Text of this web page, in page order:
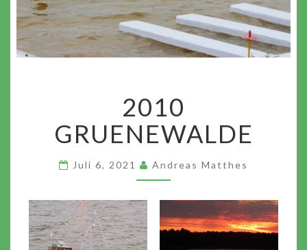
GRUENEWALDE
2010
GRUENEWALDE
Juli 6, 2021 Andreas Matthes